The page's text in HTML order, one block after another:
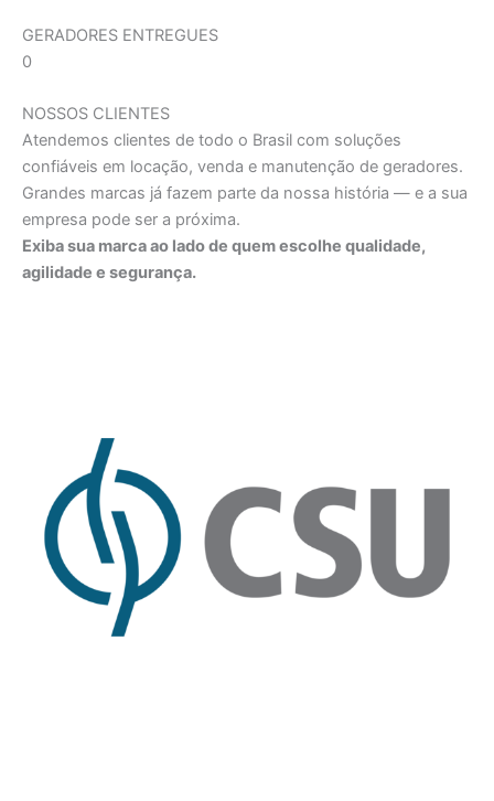
GERADORES ENTREGUES
0
NOSSOS CLIENTES
Atendemos clientes de todo o Brasil com soluções
confiáveis em locação, venda e manutenção de geradores.
Grandes marcas já fazem parte da nossa história — e a sua
empresa pode ser a próxima.
Exiba sua marca ao lado de quem escolhe qualidade,
agilidade e segurança.